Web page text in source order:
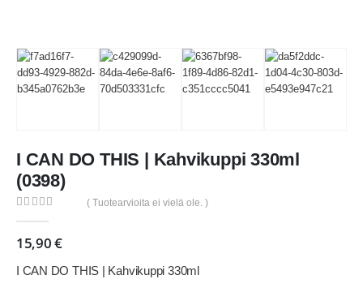
I CAN DO THIS | Kahvikuppi 330ml
(0398)
( Tuotearvioita ei vielä ole. )
15,90€
I CAN DO THIS | Kahvikuppi 330ml